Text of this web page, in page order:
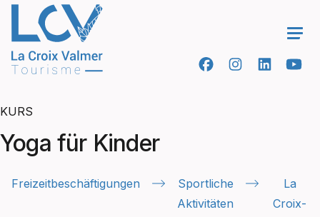
KURS
Yoga für Kinder
Freizeitbeschäftigungen
Sportliche
Aktivitäten
La
Croix-